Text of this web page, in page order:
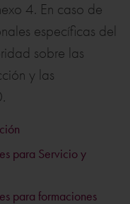
4. En caso de
específicas del
sobre las
y las
para Servicio y
para formaciones